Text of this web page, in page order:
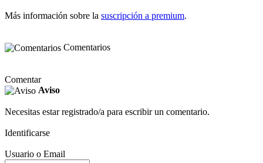
Más información sobre la suscripción a premium.
Comentarios
Comentar
Aviso
Necesitas estar registrado/a para escribir un comentario.
Identificarse
Usuario o Email